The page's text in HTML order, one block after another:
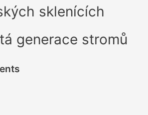
sklenících
generace stromů